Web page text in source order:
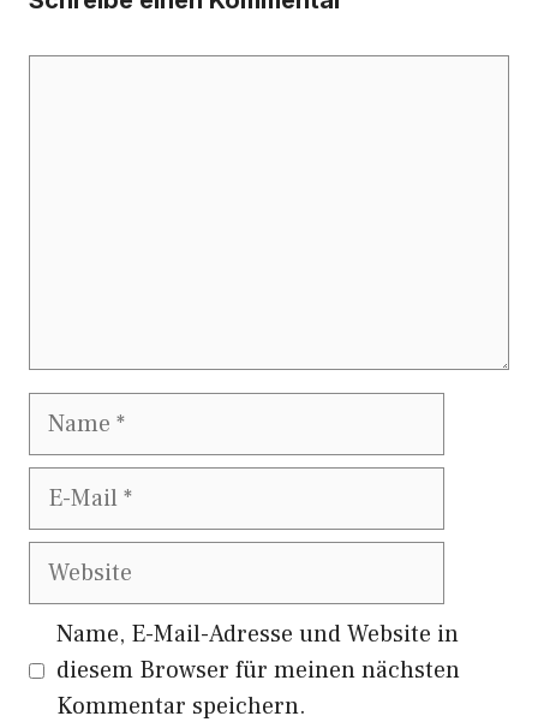
Name
E-
Website
Name, E-Mail-Adresse und Website in
diesem Browser für meinen nächsten
Kommentar speichern.